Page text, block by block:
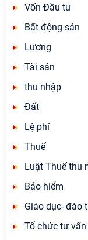
Vốn Đầu tư
Bất động sản
Lương
Tài sản
thu nhập
Đất
Lệ phí
Thuế
Luật Thuế thu
Bảo hiểm
Giáo dục- đào
Tổ chức tư vấn